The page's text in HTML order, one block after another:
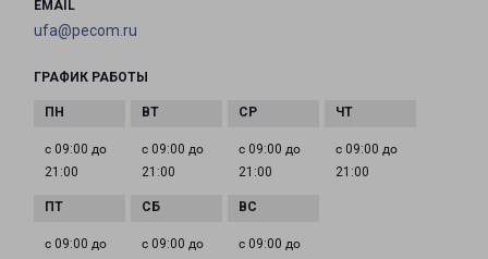
EMAIL
ufa@pecom.ru
ГРАФИК РАБОТЫ
с 09:00 до
21:00
с 09:00 до
21:00
с 09:00 до
21:00
с 09:00 до
21:00
с 09:00 до
с 09:00 до
с 09:00 до